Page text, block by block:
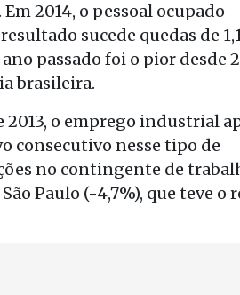
2014, o pessoal ocupado
sucede quedas de
passado foi o pior desde
brasileira.
2013, o emprego industrial
consecutivo nesse tipo de
no contingente de
Paulo (-4,7%), que teve o